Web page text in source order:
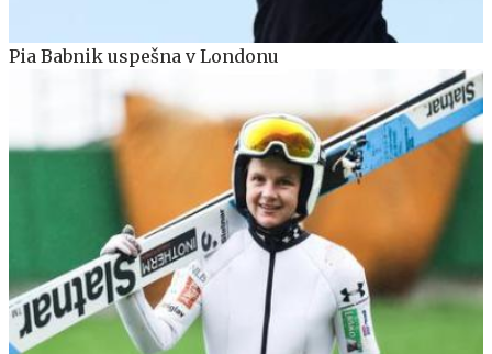
Pia Babnik uspešna v Londonu